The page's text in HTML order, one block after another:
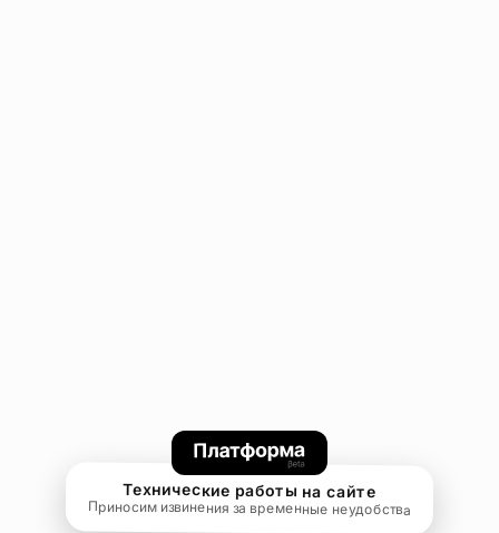
Технические работы на сайте
Приносим извинения за временные неудобства